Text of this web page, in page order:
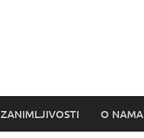
ZANIMLJIVOSTI O NAMA